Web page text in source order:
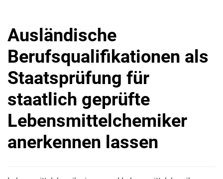
Ausländische
Berufsqualifikationen als
Staatsprüfung für
staatlich geprüfte
Lebensmittelchemiker
anerkennen lassen